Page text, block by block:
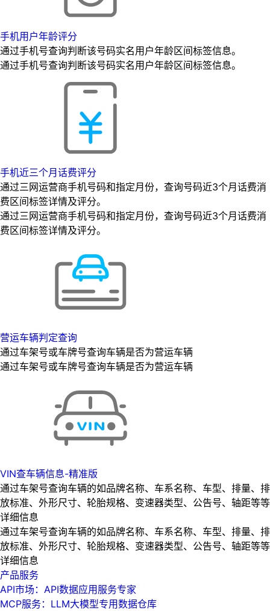
手机用户年龄评分
通过手机号查询判断该号码实名用户年龄区间标签信息。
通过手机号查询判断该号码实名用户年龄区间标签信息。
手机近三个月话费评分
通过三网运营商手机号码和指定月份，查询号码近3个月话费消
费区间标签详情及评分。
通过三网运营商手机号码和指定月份，查询号码近3个月话费消
费区间标签详情及评分。
营运车辆判定查询
通过车架号或车牌号查询车辆是否为营运车辆
通过车架号或车牌号查询车辆是否为营运车辆
VIN查车辆信息-精准版
通过车架号查询车辆的如品牌名称、车系名称、车型、排量、排
放标准、外形尺寸、轮胎规格、变速器类型、公告号、轴距等等
详细信息
通过车架号查询车辆的如品牌名称、车系名称、车型、排量、排
放标准、外形尺寸、轮胎规格、变速器类型、公告号、轴距等等
详细信息
产品服务
API市场：API数据应用服务专家
MCP服务：LLM大模型专用数据仓库